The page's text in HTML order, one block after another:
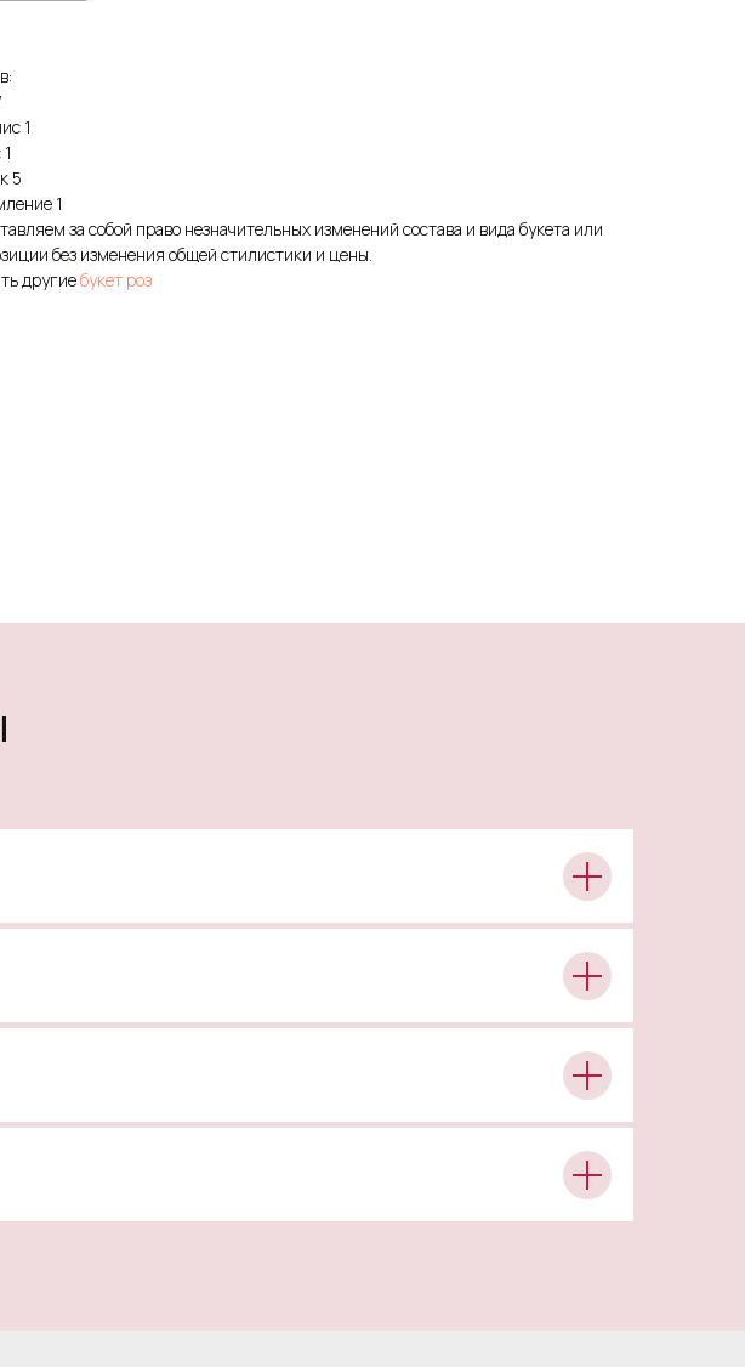
1
5
1
за собой право незначительных изменений состава и вида букета или
без изменения общей стилистики и цены.
другиебукет роз